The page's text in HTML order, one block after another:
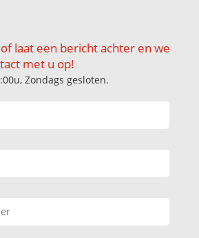
laat een bericht achter en we
met u op!
Zondags gesloten.